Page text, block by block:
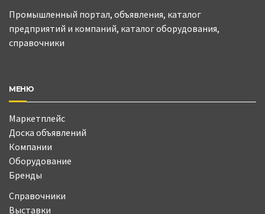
Промышленный портал, объявления, каталог
предприятий и компаний, каталог оборудования,
справочники
МЕНЮ
Маркетплейс
Доска объявлений
Компании
Оборудование
Бренды
Справочники
Выставки